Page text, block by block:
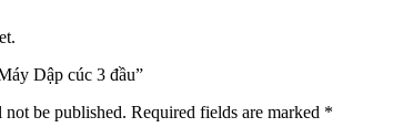
Dập cúc 3 đầu”
be published. Required fields are marked *